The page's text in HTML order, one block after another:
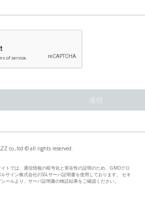
co.,ltd © all rights reserved.
イトでは、通信情報の暗号化と実在性の証明のため、GMOグロ
サイン株式会社のSSLサーバ証明書を使用しております。 セキ
シールより、サーバ証明書の検証結果をご確認ください。